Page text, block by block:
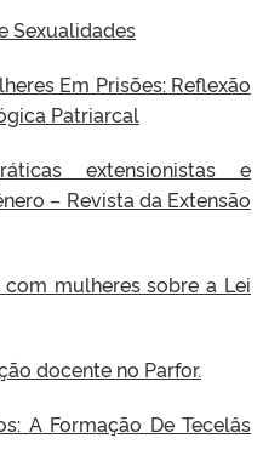
Sexualidades
Em Prisões: Reflexão
Patriarcal
extensionistas e
– Revista da Extensão
com mulheres sobre a Lei
docente no Parfor.
A Formação De Tecelâs